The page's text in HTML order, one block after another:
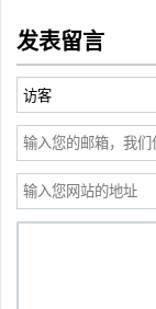
发表留言